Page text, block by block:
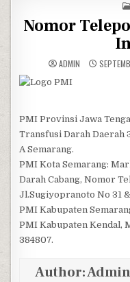
Nomor
ADMIN
PMI Provinsi Jawa
Transfusi Darah Daerah
A Semarang.
PMI Kota Semarang:
Darah Cabang, Nomor
Jl.Sugiyopranoto No 31
PMI Kabupaten
PMI Kabupaten Kendal,
384807.
Author:Admin